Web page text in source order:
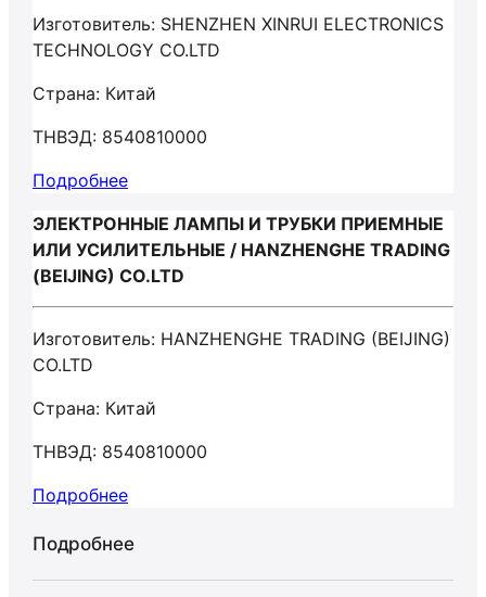
Изготовитель: SHENZHEN XINRUI ELECTRONICS
TECHNOLOGY CO.LTD
Страна: Китай
ТНВЭД: 8540810000
Подробнее
ЭЛЕКТРОННЫЕ ЛАМПЫ И ТРУБКИ ПРИЕМНЫЕ
ИЛИ УСИЛИТЕЛЬНЫЕ / HANZHENGHE TRADING
(BEIJING) CO.LTD
Изготовитель: HANZHENGHE TRADING (BEIJING)
CO.LTD
Страна: Китай
ТНВЭД: 8540810000
Подробнее
Подробнее